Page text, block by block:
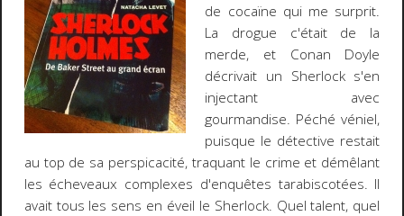
de cocaïne qui me surprit.
La drogue c'était de la
merde, et Conan Doyle
décrivait un Sherlock s'en
injectant avec
gourmandise. Péché véniel,
puisque le détective restait
au top de sa perspicacité, traquant le crime et démêlant
les écheveaux complexes d'enquêtes tarabiscotées. Il
avait tous les sens en éveil le Sherlock. Quel talent, quel